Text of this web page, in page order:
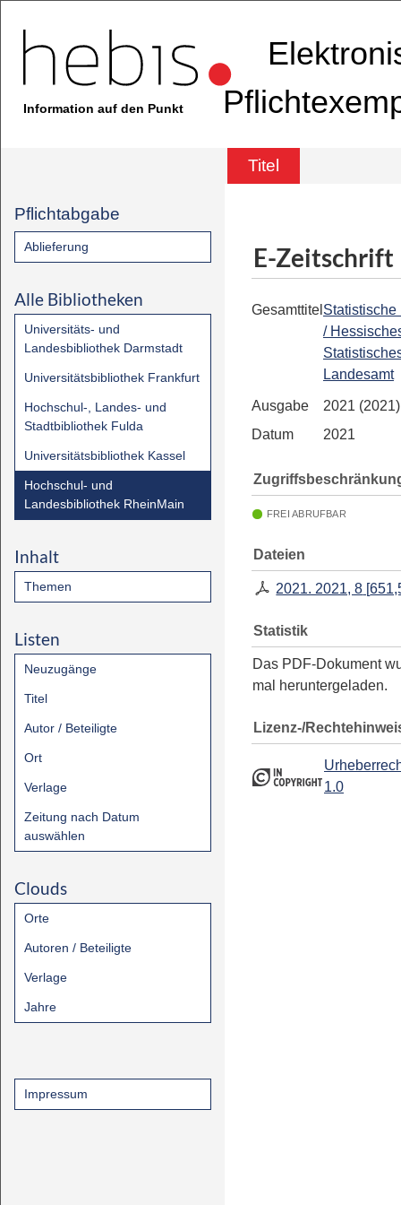
Information auf den Punkt
Titel
Pflichtabgabe
Ablieferung
Alle Bibliotheken
Universitäts- und
Landesbibliothek Darmstadt
Universitätsbibliothek Frankfurt
Hochschul-, Landes- und
Stadtbibliothek Fulda
Universitätsbibliothek Kassel
Hochschul- und
Landesbibliothek RheinMain
Inhalt
Themen
Listen
Neuzugänge
Titel
Autor / Beteiligte
Ort
Verlage
Zeitung nach Datum
auswählen
Clouds
Orte
Autoren / Beteiligte
Verlage
Jahre
Impressum
E-Zeitschrift
Gesamttitel Statistische
/
Landesamt
Ausgabe
2021
Datum
2021
FREI ABRUFBAR
Dateien
2021. 2021, 8 [
Statistik
Das PDF-Dokument
mal heruntergeladen.
Lizenz-/
1.0